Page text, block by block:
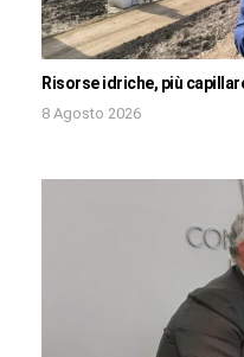
Risorse idriche, più
8 Agosto 2026